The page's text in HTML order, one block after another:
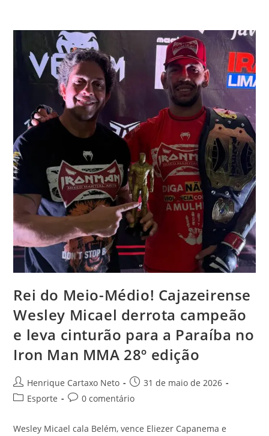
Rei do Meio-Médio! Cajazeirense
Wesley Micael derrota campeão
e leva cinturão para a Paraíba no
Iron Man MMA 28º edição
Henrique Cartaxo Neto
31 de maio de 2026
Esporte
0 comentário
Wesley Micael cala Belém, vence Eliezer Capanema e